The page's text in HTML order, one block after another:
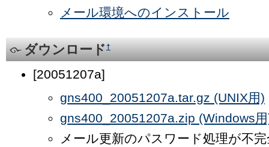
メール環境へのインストール
ダウンロード†
[20051207a]
gns400_20051207a.tar.gz (UNIX用)
gns400_20051207a.zip (Windows
メール更新のパスワード処理が不